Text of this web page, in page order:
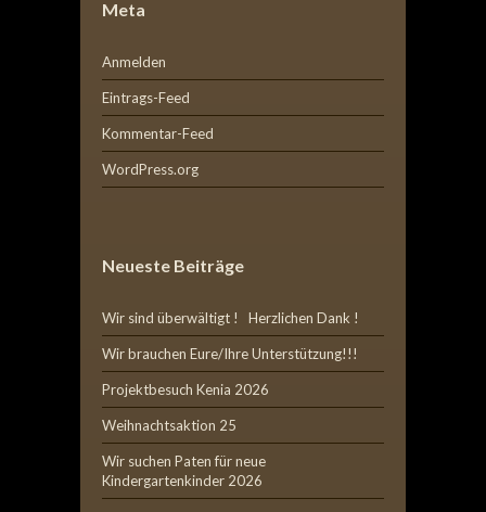
Meta
Anmelden
Eintrags-Feed
Kommentar-Feed
WordPress.org
Neueste Beiträge
Wir sind überwältigt ! Herzlichen Dank !
Wir brauchen Eure/Ihre Unterstützung!!!
Projektbesuch Kenia 2026
Weihnachtsaktion 25
Wir suchen Paten für neue
Kindergartenkinder 2026